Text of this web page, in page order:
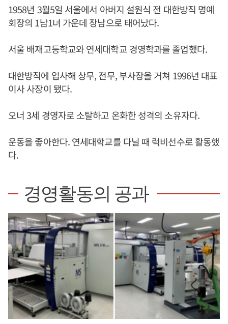
1958년 3월5일 서울에서 아버지 설원식 전 대한방직 명예
회장의 1남1녀 가운데 장남으로 태어났다.
서울 배재고등학교와 연세대학교 경영학과를 졸업했다.
대한방직에 입사해 상무, 전무, 부사장을 거쳐 1996년 대표
이사 사장이 됐다.
오너 3세 경영자로 소탈하고 온화한 성격의 소유자다.
운동을 좋아한다. 연세대학교를 다닐 때 럭비선수로 활동했
다.
경영활동의 공과